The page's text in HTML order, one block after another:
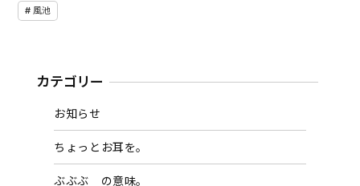
風池
カテゴリー
お知らせ
ちょっとお耳を。
ぶぶぶ の意味。